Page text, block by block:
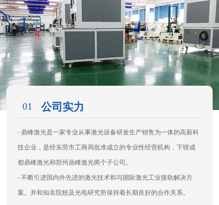
01 公司实力
- 鼎峰激光是一家专业从事激光设备研发生产销售为一体的高新科
技企业，是经东莞市工商局批准成立的专业性经营机构，下辖成
都鼎峰激光和郑州鼎峰激光两个子公司。
- 不断引进国内外先进的激光技术和与国际激光工业接轨解决方
案。并和知名院校及光电研究所保持着长期良好的合作关系。